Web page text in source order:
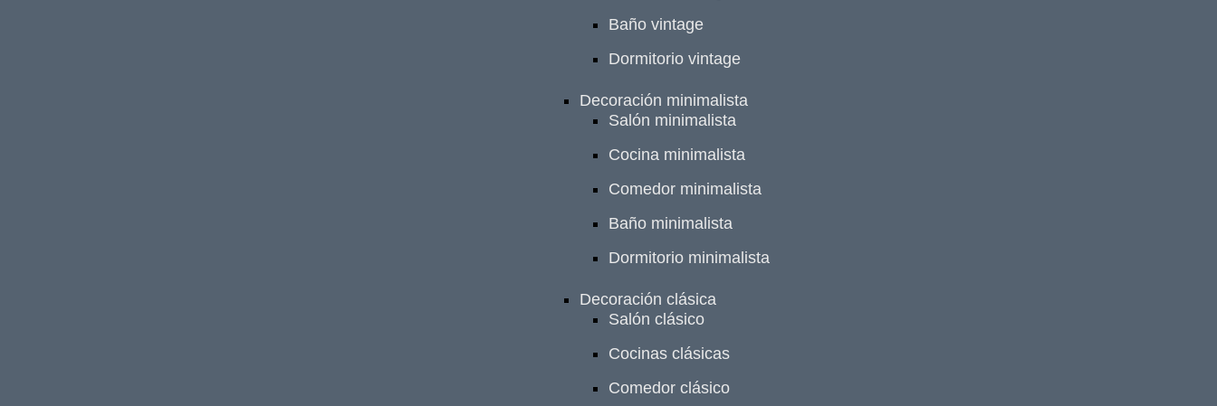
Baño vintage
Dormitorio vintage
Decoración minimalista
Salón minimalista
Cocina minimalista
Comedor minimalista
Baño minimalista
Dormitorio minimalista
Decoración clásica
Salón clásico
Cocinas clásicas
Comedor clásico